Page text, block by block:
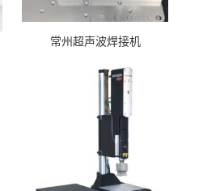
常州超声波焊接机